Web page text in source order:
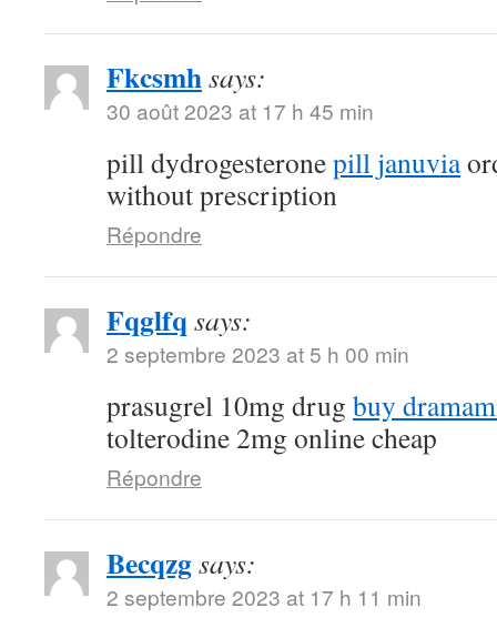
Fkcsmhsays:
30 août 2023 at 17 h 45 min
pill dydrogesteronepill januvia
without prescription
Répondre
Fqglfq says:
2 septembre 2023 at 5 h 00 min
prasugrel 10mg drug buy
tolterodine 2mg online cheap
Répondre
Becqzgsays:
2 septembre 2023 at 17 h 11 min